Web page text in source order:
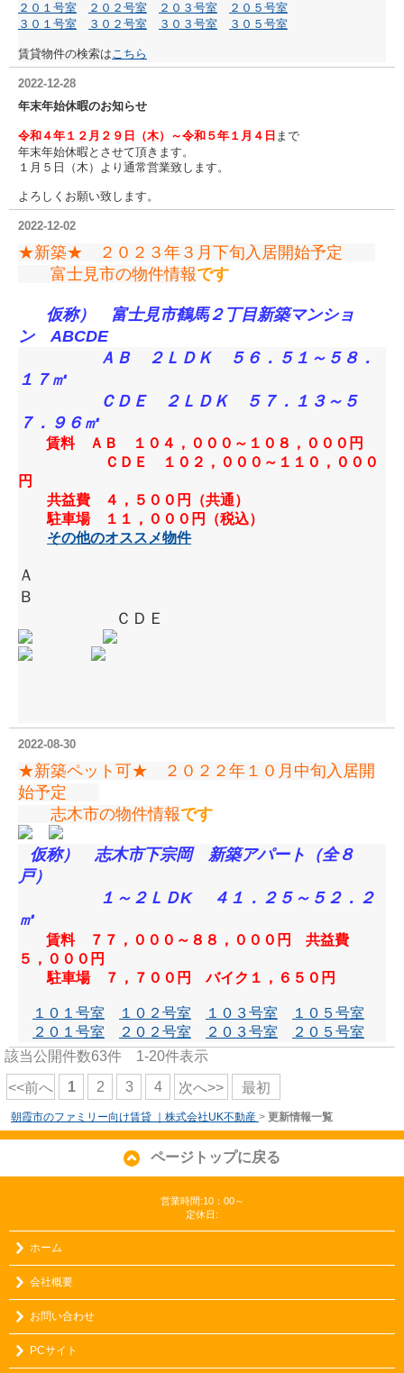
２０１号室
２０２号室 ２０３号室
２０５号室
３０１号室
３０２号室 ３０３号室 ３０５号室
賃貸物件の検索はこちら
2022-12-28
年末年始休暇のお知らせ
令和４年１２月２９日（木）～令和５年１月４日 まで
年末年始休暇とさせて頂きます。
１月５日（木）より通常営業致します。
よろしくお願い致します。
2022-12-02
★新築★ ２０２３年３月下旬入居開始予定
富士見市の物件情報です
仮称） 富士見市鶴馬２丁目新築マンショ
ン ABCDE
ＡＢ ２ＬＤＫ ５６．５１～５８．
１７㎡
ＣＤＥ ２ＬＤＫ ５７．１３～５
７．９６㎡
賃料 ＡＢ １０４，０００～１０８，０００円
ＣＤＥ １０２，０００～１１０，０００
円
共益費 ４，５００円（共通）
駐車場 １１，０００円（税込）
その他のオススメ物件
Ａ
Ｂ
ＣＤＥ
2022-08-30
★新築ペット可★ ２０２２年１０月中旬入居開
始予定
志木市の物件情報です
仮称） 志木市下宗岡 新築アパート（全８
戸）
１～２ＬＤK ４１．２５～５２．２
㎡
賃料 ７７，０００～８８，０００円 共益費
５，０００円
駐車場 ７，７００円 バイク１，６５０円
１０１号室 １０２号室 １０３号室
１０５号室
２０１号室
２０２号室 ２０３号室
２０５号室
該当公開件数63件 1-20件表示
<<前へ 1 2 3 4 次へ>> 最初
朝霞市のファミリー向け賃貸 ｜株式会社UK不動産 > 更新情報一覧
ページトップに戻る
営業時間:10：00～
定休日:
ホーム
会社概要
お問い合わせ
PCサイト